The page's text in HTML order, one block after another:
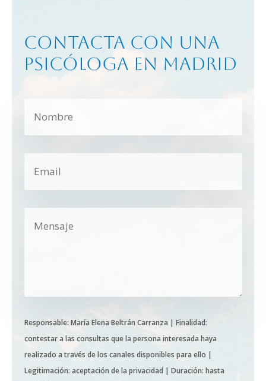
Contacta con una
psicóloga en Madrid
Responsable: María Elena Beltrán Carranza | Finalidad:
contestar a las consultas que la persona interesada haya
realizado a través de los canales disponibles para ello |
Legitimación: aceptación de la privacidad | Duración: hasta